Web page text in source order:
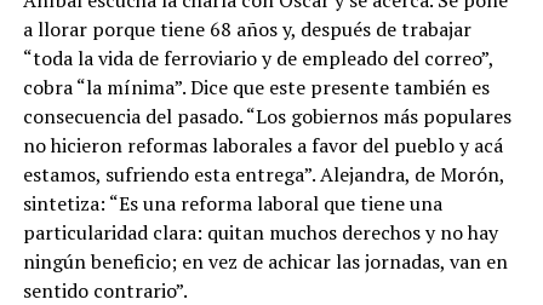
a llorar porque tiene 68 años y, después de trabajar
“toda la vida de ferroviario y de empleado del correo”,
cobra “la mínima”. Dice que este presente también es
consecuencia del pasado. “Los gobiernos más populares
no hicieron reformas laborales a favor del pueblo y acá
estamos, sufriendo esta entrega”. Alejandra, de Morón,
sintetiza: “Es una reforma laboral que tiene una
particularidad clara: quitan muchos derechos y no hay
ningún beneficio; en vez de achicar las jornadas, van en
sentido contrario”.